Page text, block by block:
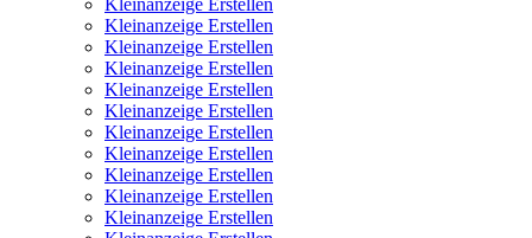
Kleinanzeige Erstellen
Kleinanzeige Erstellen
Kleinanzeige Erstellen
Kleinanzeige Erstellen
Kleinanzeige Erstellen
Kleinanzeige Erstellen
Kleinanzeige Erstellen
Kleinanzeige Erstellen
Kleinanzeige Erstellen
Kleinanzeige Erstellen